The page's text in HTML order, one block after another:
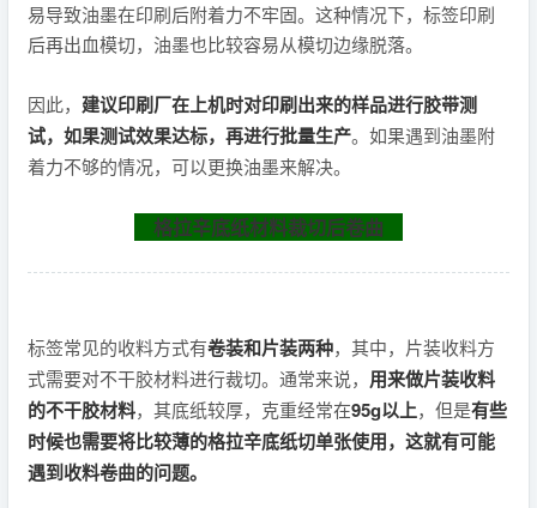
易导致油墨在印刷后附着力不牢固。这种情况下，标签印刷
后再出血模切，油墨也比较容易从模切边缘脱落。
因此， 建议印刷厂在上机时对印刷出来的样品进行胶带测
试，如果测试效果达标，再进行批量生产。如果遇到油墨附
着力不够的情况，可以更换油墨来解决。
格拉辛底纸材料裁切后卷曲
标签常见的收料方式有卷装和片装两种，其中，片装收料方
式需要对不干胶材料进行裁切。通常来说， 用来做片装收料
的不干胶材料，其底纸较厚，克重经常在95g以上，但是有些
时候也需要将比较薄的格拉辛底纸切单张使用，这就有可能
遇到收料卷曲的问题。